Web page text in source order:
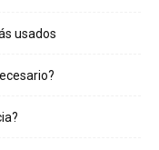
usados